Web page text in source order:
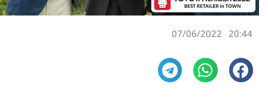
20:44
07/06/2022